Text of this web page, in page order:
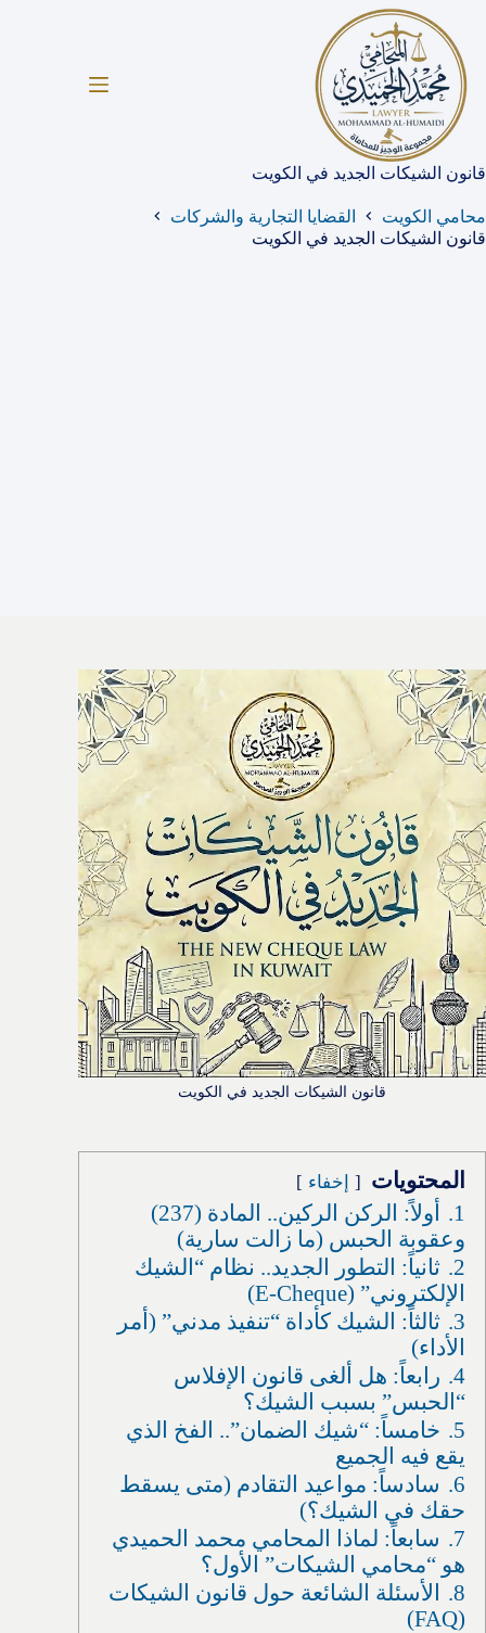
المحتوى
قانون الشيكات الجديد في الكويت
محامي الكويت
القضايا التجارية والشركات
قانون الشيكات الجديد في الكويت
قانون الشيكات الجديد في الكويت
المحتويات إخفاء
1.
أولاً: الركن الركين.. المادة (237)
وعقوبة الحبس (ما زالت سارية)
2. ثانياً: التطور الجديد.. نظام “الشيك
الإلكتروني” (E-Cheque)
3. ثالثاً: الشيك كأداة “تنفيذ مدني” (أمر
الأداء)
4. رابعاً: هل ألغى قانون الإفلاس
“الحبس” بسبب الشيك؟
5.
خامساً: “شيك الضمان”.. الفخ الذي
يقع فيه الجميع
6.
سادساً: مواعيد التقادم (متى يسقط
حقك في الشيك؟)
7.
سابعاً: لماذا المحامي محمد الحميدي
هو “محامي الشيكات” الأول؟
8.
الأسئلة الشائعة حول قانون الشيكات
(FAQ)